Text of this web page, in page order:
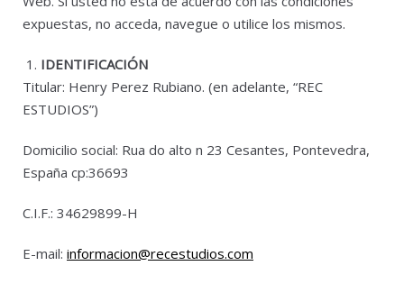
expuestas, no acceda, navegue o utilice los mismos.
IDENTIFICACIÓN
Titular: Henry Perez Rubiano. (en adelante, “REC
ESTUDIOS”)
Domicilio social: Rua do alto n 23 Cesantes, Pontevedra,
España cp:36693
C.I.F.: 34629899-H
E-mail: informacion@recestudios.com